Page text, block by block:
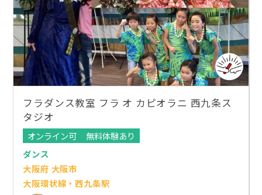
フラダンス教室 フラ オ カピオラニ 西九条ス
タジオ
オンライン可
無料体験あり
ダンス
大阪府 大阪市
大阪環状線・西九条駅